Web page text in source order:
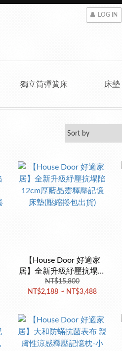
LOG IN
獨立筒彈簧床 床墊
【House Door 好適家
居】全新升級紓壓抗塌陷
12cm厚藍晶靈釋壓記憶
床墊(壓縮捲包出貨)
NT$15,800
NT$2,188 ~ NT$3,488